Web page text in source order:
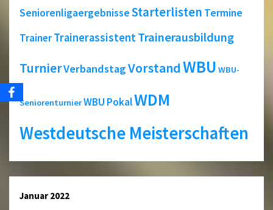
SeniorenligaergebnisseStarterlisten Termine
TrainerTrainerassistentTrainerausbildung
TurnierVerbandstagVorstandWBU WBU-
SeniorenturnierWBU PokalWDM
Westdeutsche Meisterschaften
Januar 2022